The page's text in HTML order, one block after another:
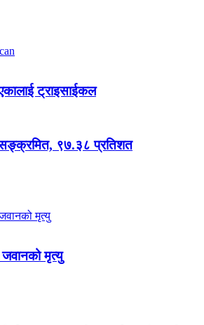
ट्राइसाईकल
९७.३८ प्रतिशत
जवानको मृत्यु